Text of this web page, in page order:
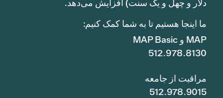
دلار و چهل و یک سنت) افزایش می‌دهد.
ما اینجا هستیم تا به شما کمک کنیم:
MAP و MAP Basic
512.978.8130
مراقبت از جامعه
512.978.9015